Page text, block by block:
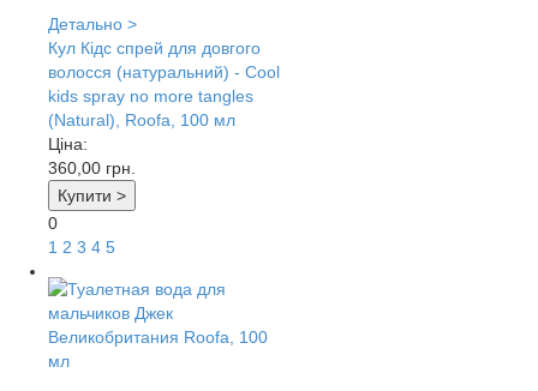
Детально >
Кул Кідс спрей для довгого
волосся (натуральний) - Cool
kids spray no more tangles
(Natural), Roofa, 100 мл
Ціна:
360,00 грн.
Купити >
0
1 2 3 4 5